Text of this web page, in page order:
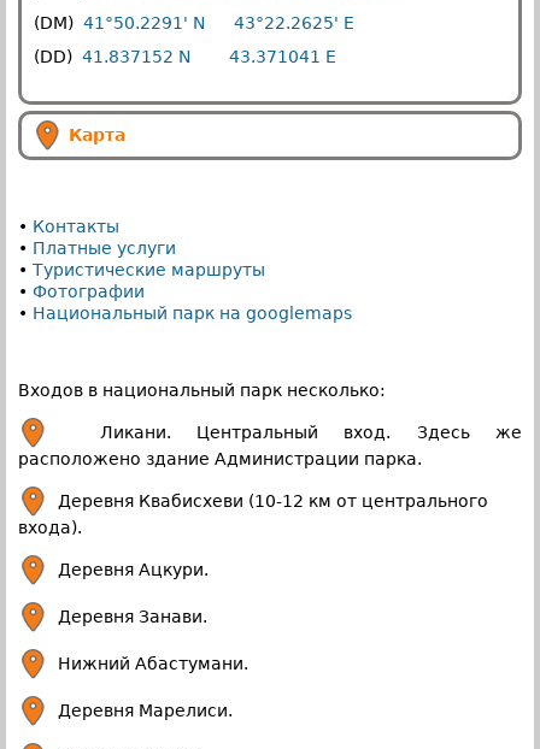
(DM) 41°50.2291' N 43°22.2625' E
(DD) 41.837152 N 43.371041 E
Карта
• Контакты
• Платные услуги
• Туристические маршруты
• Фотографии
• Национальный парк на googlemaps
Входов в национальный парк несколько:
Ликани. Центральный вход. Здесь же
расположено здание Администрации парка.
Деревня Квабисхеви (10-12 км от центрального
входа).
Деревня Ацкури.
Деревня Занави.
Нижний Абастумани.
Деревня Марелиси.